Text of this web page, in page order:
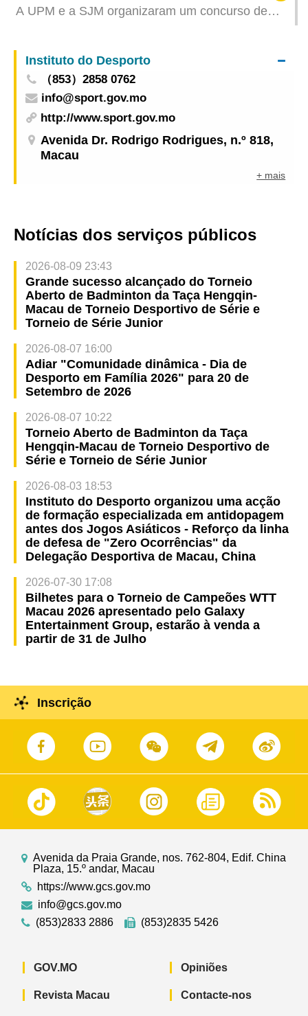
A UPM e a SJM organizaram um concurso de
criativas
Instituto do Desporto
（853）2858 0762
info@sport.gov.mo
http://www.sport.gov.mo
Avenida Dr. Rodrigo Rodrigues, n.º 818,
Macau
+ mais
Notícias dos serviços públicos
2026-08-09 23:43
Grande sucesso alcançado do Torneio
Aberto de Badminton da Taça Hengqin-
Macau de Torneio Desportivo de Série e
Torneio de Série Junior
2026-08-07 16:00
Adiar "Comunidade dinâmica - Dia de
Desporto em Família 2026" para 20 de
Setembro de 2026
2026-08-07 10:22
Torneio Aberto de Badminton da Taça
Hengqin-Macau de Torneio Desportivo de
Série e Torneio de Série Junior
2026-08-03 18:53
Instituto do Desporto organizou uma acção
de formação especializada em antidopagem
antes dos Jogos Asiáticos - Reforço da linha
de defesa de "Zero Ocorrências" da
Delegação Desportiva de Macau, China
2026-07-30 17:08
Bilhetes para o Torneio de Campeões WTT
Macau 2026 apresentado pelo Galaxy
Entertainment Group, estarão à venda a
partir de 31 de Julho
Inscrição
Avenida da Praia Grande, nos. 762-804, Edif. China
Plaza, 15.º andar, Macau
https://www.gcs.gov.mo
info@gcs.gov.mo
(853)2833 2886
(853)2835 5426
GOV.MO
Revista Macau
Opiniões
Contacte-nos